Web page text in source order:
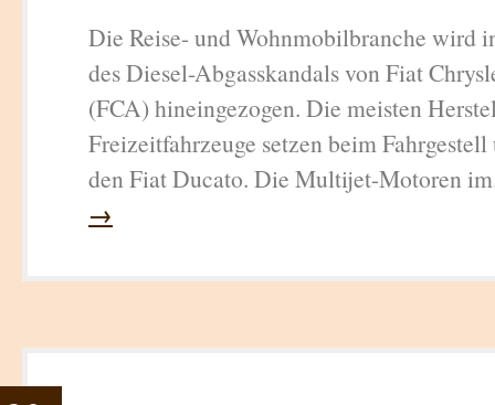
Die Reise- und Wohnmobilbranche wird
des Diesel-Abgasskandals von Fiat
(FCA) hineingezogen. Die meisten
Freizeitfahrzeuge setzen beim
den Fiat Ducato. Die Multijet-Motoren
→